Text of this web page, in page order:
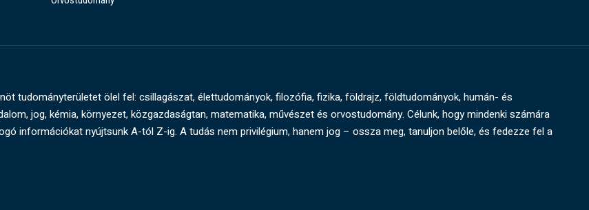
tudományterületet ölel fel: csillagászat, élettudományok, filozófia, fizika, földrajz, földtudományok, humán- és
jog, kémia, környezet, közgazdaságtan, matematika, művészet és orvostudomány. Célunk, hogy mindenki számára
információkat nyújtsunk A-tól Z-ig. A tudás nem privilégium, hanem jog – ossza meg, tanuljon belőle, és fedezze fel a